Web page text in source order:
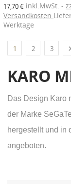
17,70 € inkl.MwSt.
Versandkosten
Werktage
1 2 3 
KARO
Das Design Karo
der Marke
hergestellt und in
angeboten.